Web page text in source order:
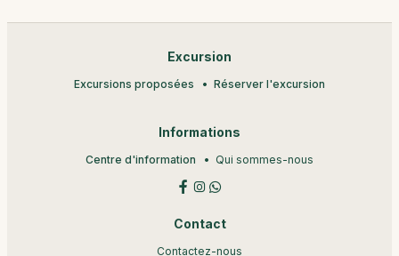
Excursion
Excursions proposées Réserver l'excursion
Informations
Centre d'information Qui sommes-nous
Contact
Contactez-nous